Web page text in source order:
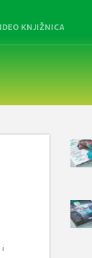
KNJIŽNICA
i